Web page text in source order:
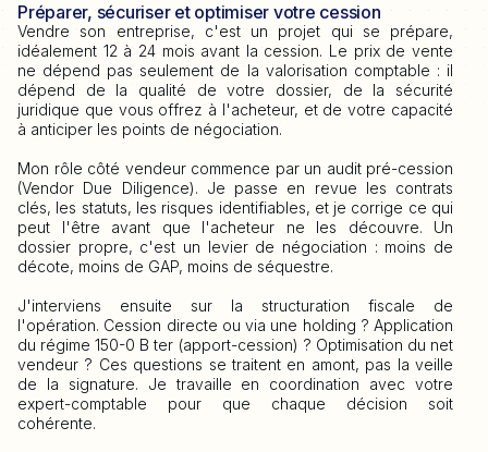
Préparer, sécuriser et optimiser votre cession
Vendre son entreprise, c'est un projet qui se prépare,
idéalement 12 à 24 mois avant la cession. Le prix de vente
ne dépend pas seulement de la valorisation comptable : il
dépend de la qualité de votre dossier, de la sécurité
juridique que vous offrez à l'acheteur, et de votre capacité
à anticiper les points de négociation.
Mon rôle côté vendeur commence par un audit pré-cession
(Vendor Due Diligence). Je passe en revue les contrats
clés, les statuts, les risques identifiables, et je corrige ce qui
peut l'être avant que l'acheteur ne les découvre. Un
dossier propre, c'est un levier de négociation : moins de
décote, moins de GAP, moins de séquestre.
J'interviens ensuite sur la structuration fiscale de
l'opération. Cession directe ou via une holding ? Application
du régime 150-0 B ter (apport-cession) ? Optimisation du net
vendeur ? Ces questions se traitent en amont, pas la veille
de la signature. Je travaille en coordination avec votre
expert-comptable pour que chaque décision soit
cohérente.